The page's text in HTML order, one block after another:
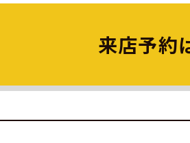
来店予約